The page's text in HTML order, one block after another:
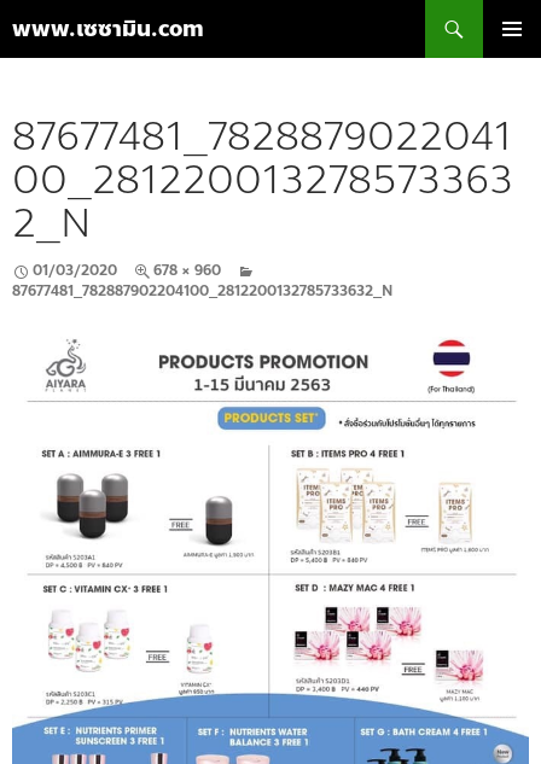
www.เซซามิน.com
เนื้อหา
87677481_7828879022041
00_281220013278573363
2_N
01/03/2020
678 × 960
87677481_782887902204100_2812200132785733632_N